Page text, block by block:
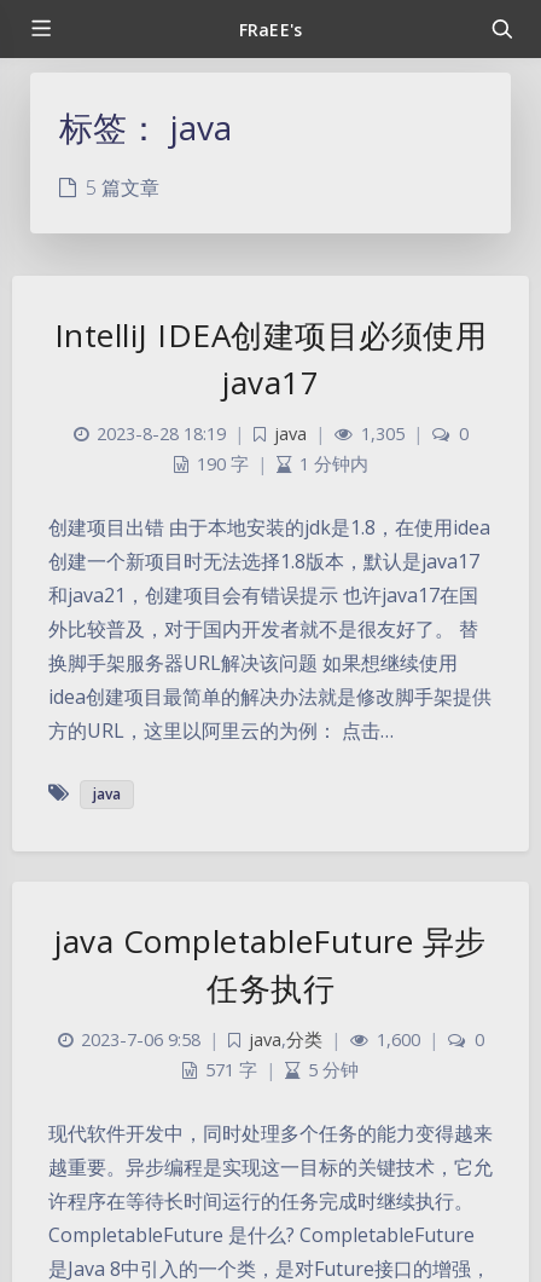
FRaEE's
标签： java
5 篇文章
IntelliJ IDEA创建项目必须使用
java17
2023-8-28 18:19 | java | 1,305 |
0
190 字
| 1 分钟内
创建项目出错 由于本地安装的jdk是1.8，在使用idea
创建一个新项目时无法选择1.8版本，默认是java17
和java21，创建项目会有错误提示 也许java17在国
外比较普及，对于国内开发者就不是很友好了。 替
换脚手架服务器URL解决该问题 如果想继续使用
idea创建项目最简单的解决办法就是修改脚手架提供
方的URL，这里以阿里云的为例： 点击…
java
java CompletableFuture 异步
任务执行
2023-7-06 9:58 | java,分类 | 1,600 |
0
571 字 | 5 分钟
现代软件开发中，同时处理多个任务的能力变得越来
越重要。异步编程是实现这一目标的关键技术，它允
许程序在等待长时间运行的任务完成时继续执行。
CompletableFuture 是什么? CompletableFuture
是Java 8中引入的一个类，是对Future接口的增强，